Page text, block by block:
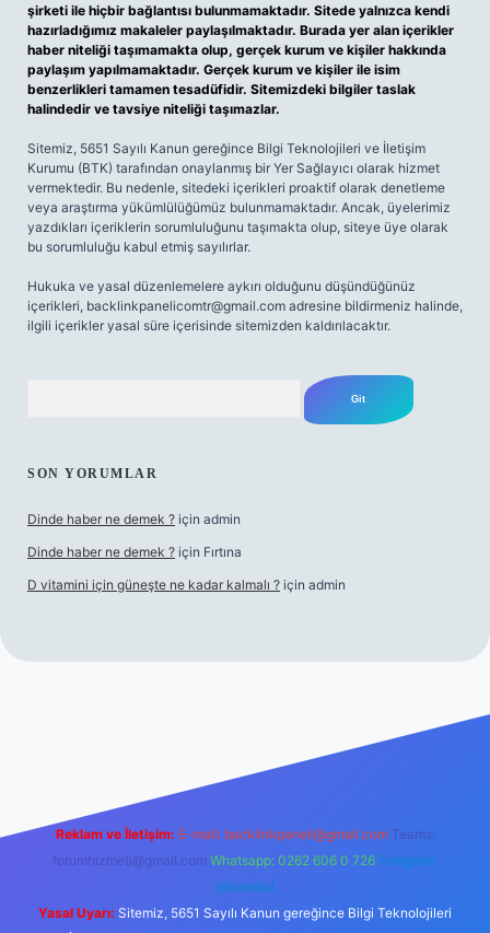
şirketi ile hiçbir bağlantısı bulunmamaktadır. Sitede yalnızca kendi
hazırladığımız makaleler paylaşılmaktadır. Burada yer alan içerikler
haber niteliği taşımamakta olup, gerçek kurum ve kişiler hakkında
paylaşım yapılmamaktadır. Gerçek kurum ve kişiler ile isim
benzerlikleri tamamen tesadüfidir. Sitemizdeki bilgiler taslak
halindedir ve tavsiye niteliği taşımazlar.
Sitemiz, 5651 Sayılı Kanun gereğince Bilgi Teknolojileri ve İletişim
Kurumu (BTK) tarafından onaylanmış bir Yer Sağlayıcı olarak hizmet
vermektedir. Bu nedenle, sitedeki içerikleri proaktif olarak denetleme
veya araştırma yükümlülüğümüz bulunmamaktadır. Ancak, üyelerimiz
yazdıkları içeriklerin sorumluluğunu taşımakta olup, siteye üye olarak
bu sorumluluğu kabul etmiş sayılırlar.
Hukuka ve yasal düzenlemelere aykırı olduğunu düşündüğünüz
içerikleri, backlinkpanelicomtr@gmail.com adresine bildirmeniz halinde,
ilgili içerikler yasal süre içerisinde sitemizden kaldırılacaktır.
SON YORUMLAR
Dinde haber ne demek ? için admin
Dinde haber ne demek ? için Fırtına
D vitamini için güneşte ne kadar kalmalı ? için admin
Reklam ve İletişim: E-mail: backlinkpaneli@gmail.com Teams:
forumhizmeti@gmail.com Whatsapp: 0262 606 0 726 Telegram:
@karabul
Yasal Uyarı: Sitemiz, 5651 Sayılı Kanun gereğince Bilgi Teknolojileri